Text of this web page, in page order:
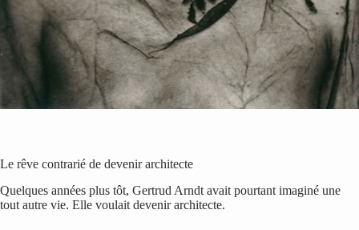
Le rêve contrarié de devenir architecte
Quelques années plus tôt, Gertrud Arndt avait pourtant imaginé une
tout autre vie. Elle voulait devenir architecte.